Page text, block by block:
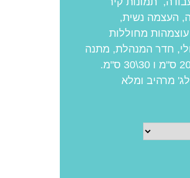
העצמה נשית,
מחוללות
חדר המנהלת, מתנה
לחברה ועוד הן מגיעות בשתי מידות – 20\20 ס"מ ו 30\30 ס"מ.
מרהיב ומלא